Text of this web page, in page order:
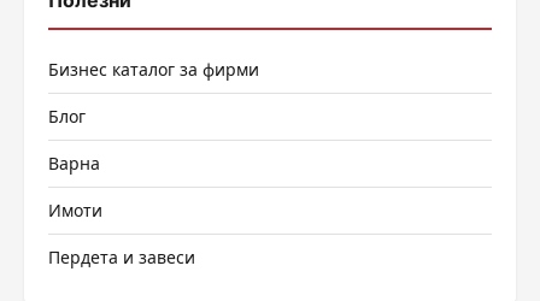
Бизнес каталог за фирми
Блог
Варна
Имоти
Пердета и завеси